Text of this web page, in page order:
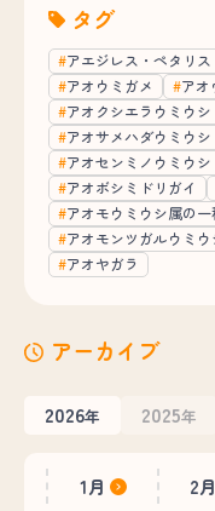
タグ
アエジレス・ペタリス
アオウミガメ
アオ
アオクシエラウミウシ
アオサメハダウミウシ
アオセンミノウミウシ
アオボシミドリガイ
アオモウミウシ属の一
アオモンツガルウミウ
アオヤガラ
アーカイブ
2026年 2025年
1月 2月